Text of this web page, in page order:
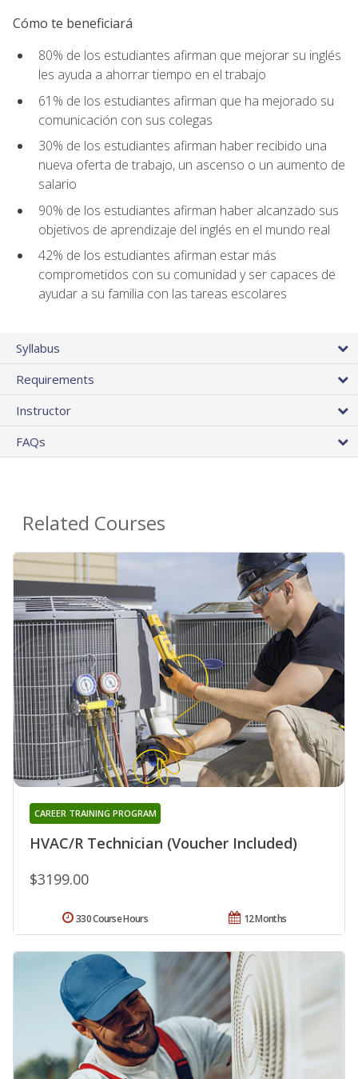
Cómo te beneficiará
80% de los estudiantes afirman que mejorar su inglés
les ayuda a ahorrar tiempo en el trabajo
61% de los estudiantes afirman que ha mejorado su
comunicación con sus colegas
30% de los estudiantes afirman haber recibido una
nueva oferta de trabajo, un ascenso o un aumento de
salario
90% de los estudiantes afirman haber alcanzado sus
objetivos de aprendizaje del inglés en el mundo real
42% de los estudiantes afirman estar más
comprometidos con su comunidad y ser capaces de
ayudar a su familia con las tareas escolares
Syllabus
Requirements
Instructor
FAQs
Related Courses
HVAC/R Technician (Voucher Included)
CAREER TRAINING PROGRAM
$3199.00
12 Months
330 Course Hours